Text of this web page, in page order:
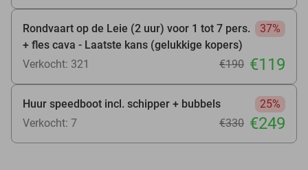
Rondvaart op de Leie (2 uur) voor 1 tot 7 pers.
+ fles cava - Laatste kans (gelukkige kopers)
37%
Verkocht: 321 €190 €119
Huur speedboot incl. schipper + bubbels
25%
Verkocht: 7
€330 €249